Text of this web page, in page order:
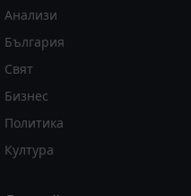
Анализи
България
Свят
Бизнес
Политика
Култура